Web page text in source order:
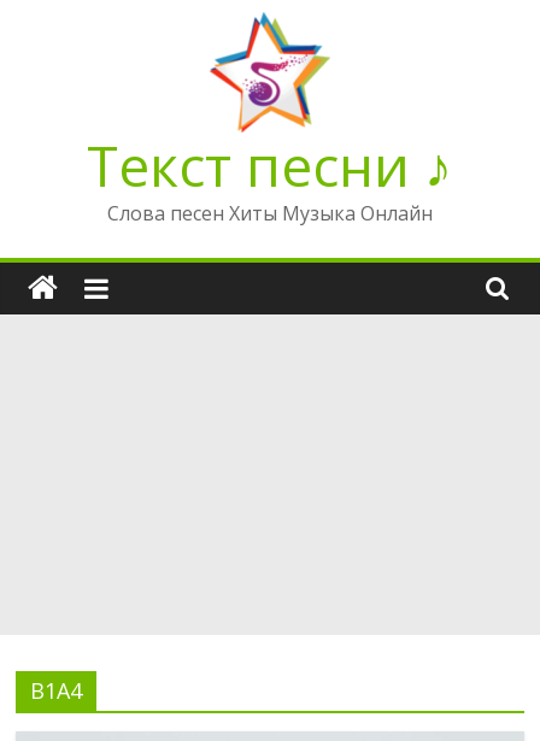
Текст песни ♪
Слова песен Хиты Музыка Онлайн
B1A4